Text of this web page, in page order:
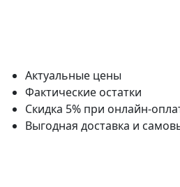
Актуальные цены
Фактические остатки
Скидка 5% при онлайн-
Выгодная доставка и